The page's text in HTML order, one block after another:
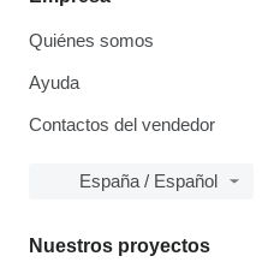
Quiénes somos
Ayuda
Contactos del vendedor
España / Español
Nuestros proyectos